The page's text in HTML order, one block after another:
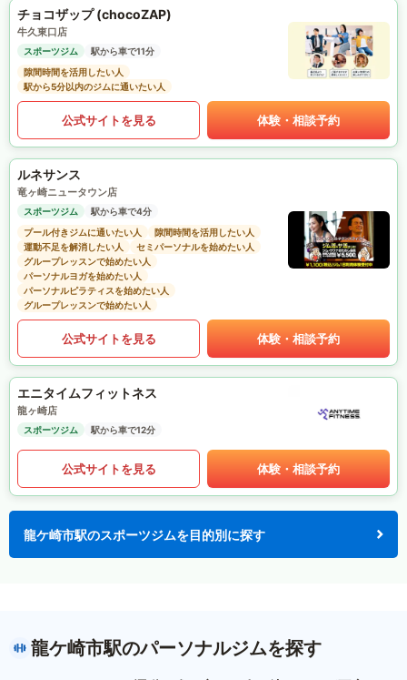
チョコザップ (chocoZAP)
牛久東口店
スポーツジム
駅から車で11分
隙間時間を活用したい人
駅から5分以内のジムに通いたい人
公式サイトを見る 体験・相談予約
ルネサンス
竜ヶ崎ニュータウン店
スポーツジム
駅から車で4分
プール付きジムに通いたい人
隙間時間を活用したい人
運動不足を解消したい人
セミパーソナルを始めたい人
グループレッスンで始めたい人
パーソナルヨガを始めたい人
パーソナルピラティスを始めたい人
グループレッスンで始めたい人
公式サイトを見る 体験・相談予約
エニタイムフィットネス
龍ヶ崎店
スポーツジム 駅から車で12分
公式サイトを見る 体験・相談予約
龍ケ崎市駅のスポーツジムを目的別に探す
龍ケ崎市駅のパーソナルジムを探す